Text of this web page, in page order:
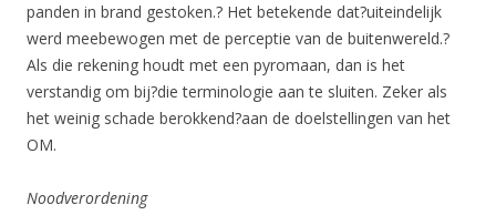
panden in brand gestoken.? Het betekende dat?uiteindelijk
werd meebewogen met de perceptie van de buitenwereld.?
Als die rekening houdt met een pyromaan, dan is het
verstandig om bij?die terminologie aan te sluiten. Zeker als
het weinig schade berokkend?aan de doelstellingen van het
OM.
Noodverordening